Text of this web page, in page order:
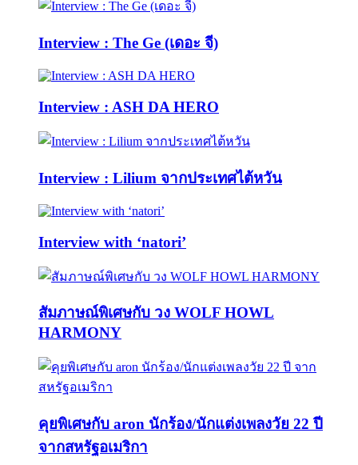
Interview : The Ge (เดอะ จี)
Interview : ASH DA HERO
Interview : Lilium จากประเทศไต้หวัน
Interview with ‘natori’
สัมภาษณ์พิเศษกับ วง WOLF HOWL
HARMONY
คุยพิเศษกับ aron นักร้อง/นักแต่งเพลงวัย 22 ปี
จากสหรัฐอเมริกา